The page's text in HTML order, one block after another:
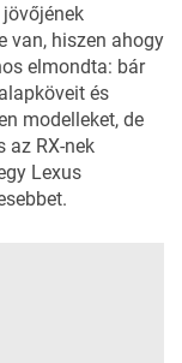
van, hiszen ahogy
elmondta: bár
és
modelleket, de
az RX-nek
Lexus